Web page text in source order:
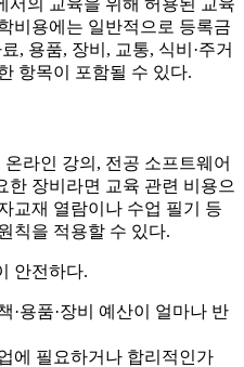
비용에는 일반적으로 등록금
, 용품, 장비, 교통, 식비·주거
항목이 포함될 수 있다.
라인 강의, 전공 소프트웨어
한 장비라면 교육 관련 비용으
교재 열람이나 수업 필기 등
칙을 적용할 수 있다.
안전하다.
·용품·장비 예산이 얼마나 반
에 필요하거나 합리적인가